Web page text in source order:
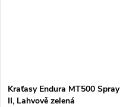
Kraťasy Endura MT500 Spray
II, Lahvově zelená